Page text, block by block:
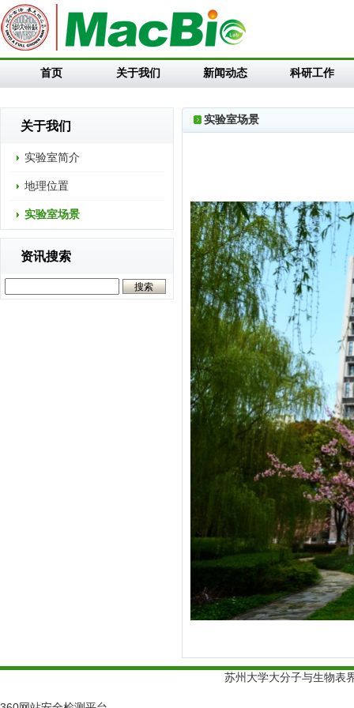
首页 关于我们 新闻动态 科研工作
关于我们
实验室简介
地理位置
实验室场景
资讯搜索
实验室场景
苏州大学大分子与生物表